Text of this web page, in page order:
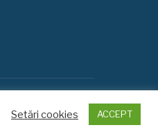
Setări cookies ACCEPT